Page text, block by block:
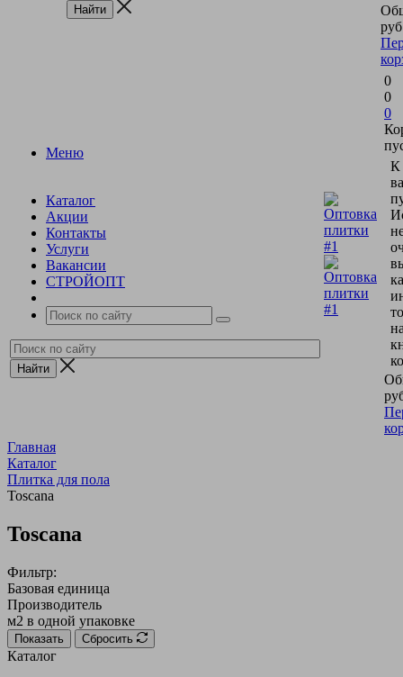
Меню
Каталог
Акции
Контакты
Услуги
Вакансии
СТРОЙОПТ
0
0
0
К
Главная
Каталог
Плитка для пола
Toscana
Toscana
Фильтр:
Базовая единица
Производитель
м2 в одной упаковке
Показать Сбросить
Каталог